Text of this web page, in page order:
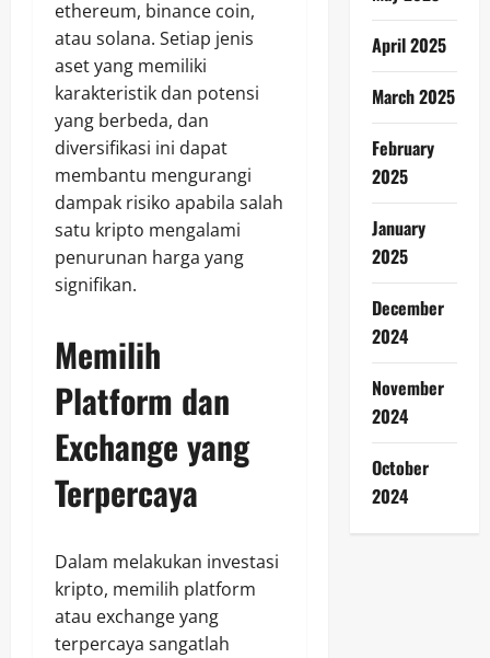
ethereum, binance coin,
atau solana. Setiap jenis
aset yang memiliki
karakteristik dan potensi
yang berbeda, dan
diversifikasi ini dapat
membantu mengurangi
dampak risiko apabila salah
satu kripto mengalami
penurunan harga yang
signifikan.
Memilih
Platform dan
Exchange yang
Terpercaya
Dalam melakukan investasi
kripto, memilih platform
atau exchange yang
terpercaya sangatlah
April 2025
March 2025
February
2025
January
2025
December
2024
November
2024
October
2024